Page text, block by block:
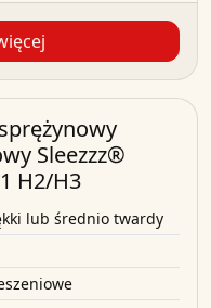
Sleezzz®
H2/H3
lub średnio twardy